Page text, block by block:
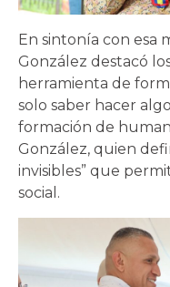
En sintonía con esa
González destacó
herramienta de
solo saber hacer
formación de
González, quien
invisibles” que
social.